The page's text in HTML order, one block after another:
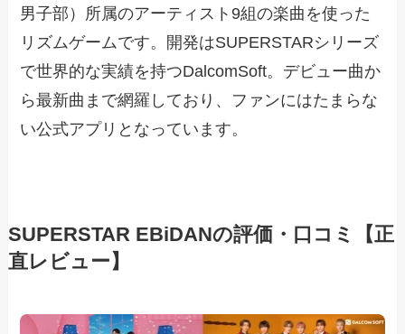
男子部）所属のアーティスト9組の楽曲を使った
リズムゲームです。開発はSUPERSTARシリーズ
で世界的な実績を持つDalcomSoft。デビュー曲か
ら最新曲まで網羅しており、ファンにはたまらな
い公式アプリとなっています。
SUPERSTAR EBiDANの評価・口コミ【正
直レビュー】